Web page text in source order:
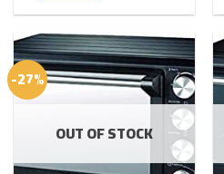
-27%
OUT OF STOCK